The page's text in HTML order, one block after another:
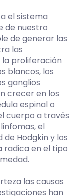
el sistema
de nuestro
de generar las
las
proliferación
blancos, los
ganglios
crecer en los
espinal o
cuerpo a través
el
Hodgkin y los
radica en el tipo
las causas
han